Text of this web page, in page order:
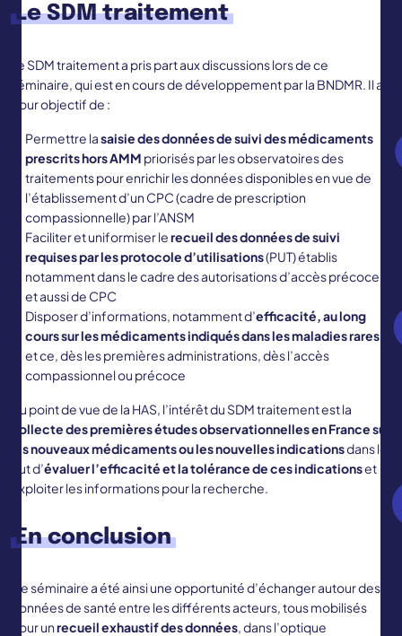
Le SDM traitement
Le SDM traitement a pris part aux discussions lors de ce
séminaire, qui est en cours de développement par la BNDMR. Il a
pour objectif de :
Permettre lasaisie des données de suivi des médicaments
prescrits hors AMM priorisés par les observatoires des
traitements pour enrichir les données disponibles en vue de
l’établissement d’un CPC (cadre de prescription
compassionnelle) par l’ANSM
Faciliter et uniformiser lerecueil des données de suivi
requises par les protocole d’utilisations(PUT) établis
notamment dans le cadre des autorisations d’accès précoce
et aussi de CPC
Disposer d’informations, notamment d’efficacité, au long
cours sur les médicaments indiqués dans les maladies rares
et ce, dès les premières administrations, dès l’accès
compassionnel ou précoce
Du point de vue de la HAS, l’intérêt du SDM traitement est la
collecte des premières études observationnelles en France sur
les nouveaux médicaments ou les nouvelles indicationsdans le
but d’évaluer l’efficacité et la tolérance de ces indicationset
exploiter les informations pour la recherche.
En conclusion
Ce séminaire a été ainsi une opportunité d’échanger autour des
données de santé entre les différents acteurs, tous mobilisés
pour unrecueil exhaustif des données, dans l’optique